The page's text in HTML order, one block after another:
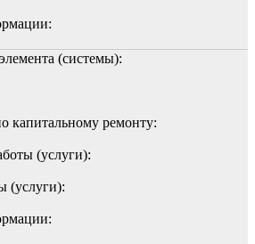
(системы):
капитальному ремонту:
(услуги):
(услуги):